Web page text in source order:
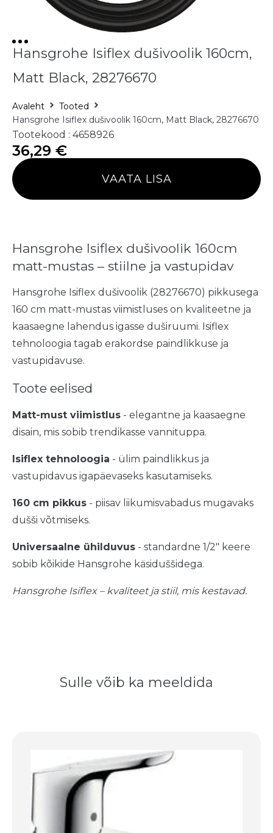
Hansgrohe Isiflex dušivoolik 160cm,
Matt Black, 28276670
Avaleht
Tooted
Hansgrohe Isiflex dušivoolik 160cm, Matt Black, 28276670
Tootekood : 4658926
36,29 €
VAATA LISA
Hansgrohe Isiflex dušivoolik 160cm
matt-mustas – stiilne ja vastupidav
Hansgrohe Isiflex dušivoolik (28276670) pikkusega
160 cm matt-mustas viimistluses on kvaliteetne ja
kaasaegne lahendus igasse duširuumi. Isiflex
tehnoloogia tagab erakordse paindlikkuse ja
vastupidavuse.
Toote eelised
Matt-must viimistlus - elegantne ja kaasaegne
disain, mis sobib trendikasse vannituppa.
Isiflex tehnoloogia - ülim paindlikkus ja
vastupidavus igapäevaseks kasutamiseks.
160 cm pikkus - piisav liikumisvabadus mugavaks
dušši võtmiseks.
Universaalne ühilduvus - standardne 1/2" keere
sobib kõikide Hansgrohe käsiduššidega.
Hansgrohe Isiflex – kvaliteet ja stiil, mis kestavad.
Sulle võib ka meeldida